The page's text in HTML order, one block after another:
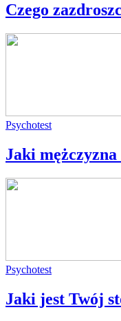
Czego
Psychotest
Jaki
Psychotest
Jaki jest Twój